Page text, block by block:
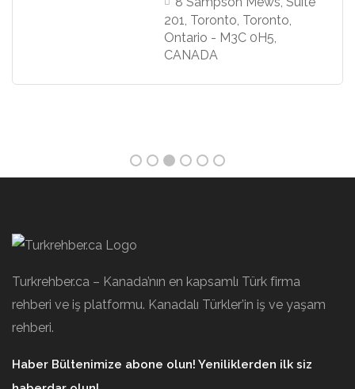
201, Toronto, Toronto,
Ontario - M3C 0H5,
CANADA
Turkrehber.ca – Kanada’nın en kapsamlı Türk firma
rehberi ve iş platformu. Kanadalı Türkler’in iş ve yaşam
rehberi.
Haber Bültenimize abone olun! Yeniliklerden ilk siz